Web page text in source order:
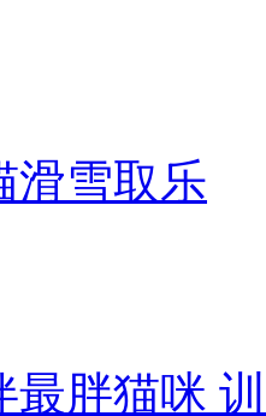
滑雪取乐
最胖猫咪